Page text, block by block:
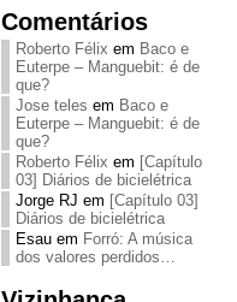
Comentários
Roberto Félix em Baco e
Euterpe – Manguebit: é de
que?
Jose teles em Baco e
Euterpe – Manguebit: é de
que?
Roberto Félix em [Capítulo
03] Diários de bicielétrica
Jorge RJ em [Capítulo 03]
Diários de bicielétrica
Esauem Forró: A música
dos valores perdidos…